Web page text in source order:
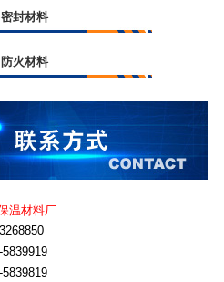
密封材料
防火材料
材料厂